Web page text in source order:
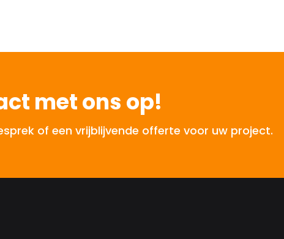
met ons op!
of een vrijblijvende offerte voor uw project.